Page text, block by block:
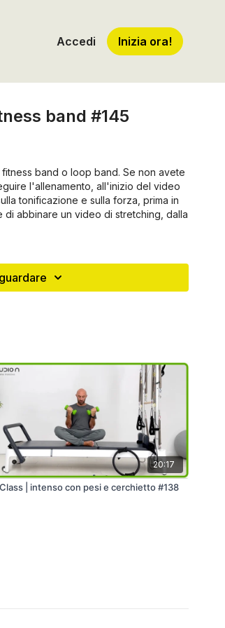
Accedi Inizia ora!
band #145
band o loop band. Se non avete
l'allenamento, all'inizio del video
tonificazione e sulla forza, prima in
di abbinare un video di stretching, dalla
20:17
| intenso con pesi e cerchietto #138